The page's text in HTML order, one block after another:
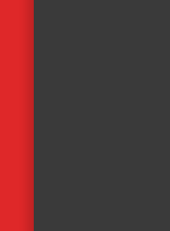
وقرى في